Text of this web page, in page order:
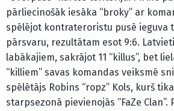
pārliecinošāk iesāka “broky” ar
spēlējot kontrateroristu pusē ieguva
pārsvaru, rezultātam esot 9:6.
labākajiem, sakrājot 11 “killus”, bet
“killiem” savas komandas veiksmē
spēlētājs Robins “ropz” Kols, kurš
starpsezonā pievienojās “FaZe Clan”.